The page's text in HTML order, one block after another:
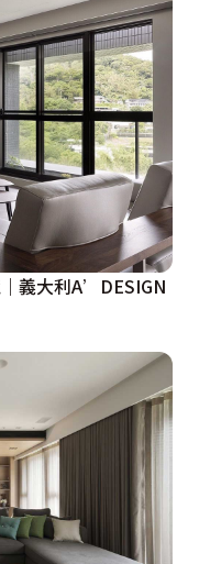
義大利A’DESIGN